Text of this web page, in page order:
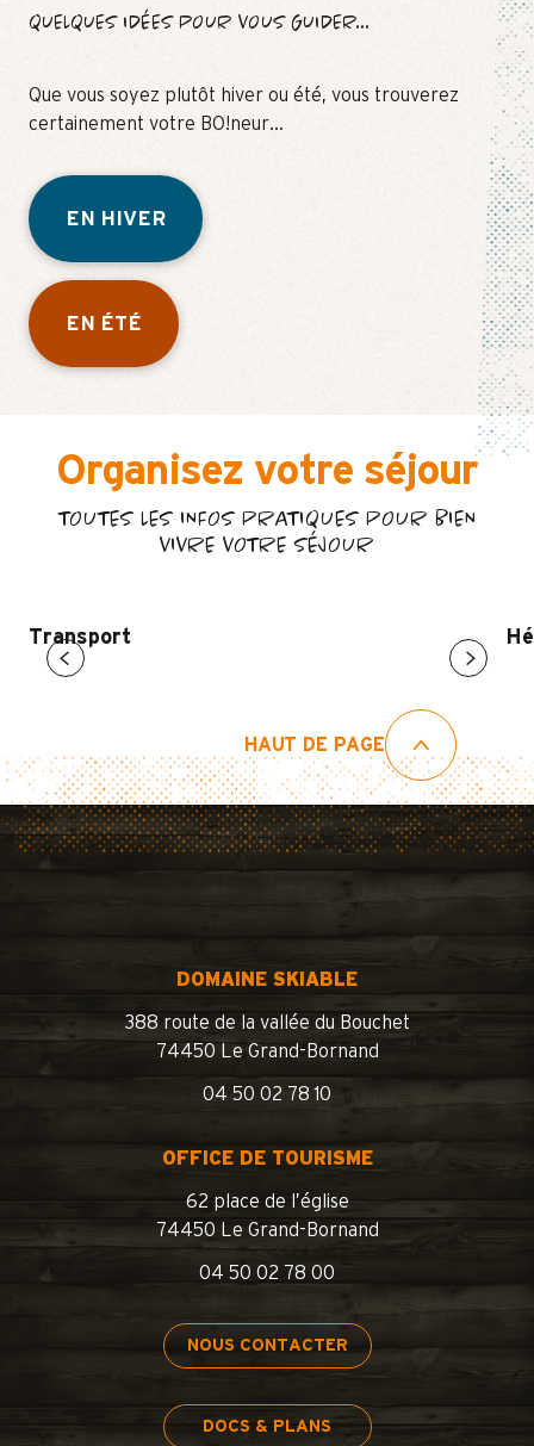
QUELQUES IDÉES POUR VOUS GUIDER...
Que vous soyez plutôt hiver ou été, vous trouverez
certainement votre BO!neur…
EN HIVER
EN ÉTÉ
Organisez votre séjour
TOUTES LES INFOS PRATIQUES POUR BIEN
VIVRE VOTRE SÉJOUR
Transport
HAUT DE PAGE
DOMAINE SKIABLE
388 route de la vallée du Bouchet
74450 Le Grand-Bornand
04 50 02 78 10
OFFICE DE TOURISME
62 place de l’église
74450 Le Grand-Bornand
04 50 02 78 00
NOUS CONTACTER
DOCS & PLANS